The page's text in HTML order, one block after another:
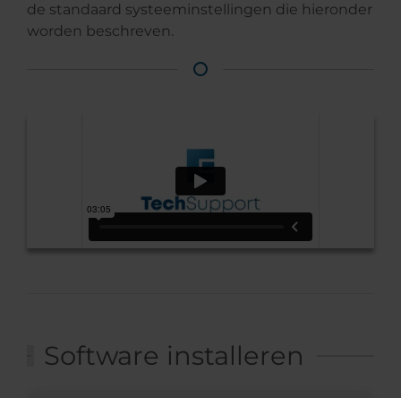
de standaard systeeminstellingen die hieronder
worden beschreven.
Software installeren